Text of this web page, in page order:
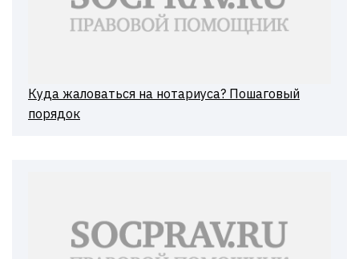
Куда жаловаться на нотариуса? Пошаговый
порядок